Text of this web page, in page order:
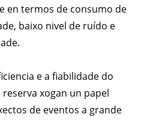
en termos de consumo de
baixo nivel de ruído e
e a fiabilidade do
xogan un papel
de eventos a grande